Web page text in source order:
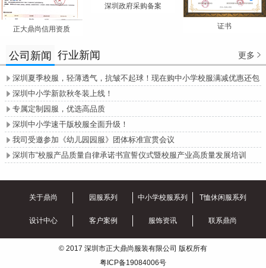
正大鼎尚信用资质
深圳政府采购备案
证书
公司新闻 行业新闻 更多 
 深圳夏季校服，轻薄透气，抗皱不起球！现在购中小学校服满减优惠还包
邮哦！
 深圳中小学新款秋冬装上线！
 专属定制园服，优选高品质
 深圳中小学速干版校服全面升级！
 我司受邀参加《幼儿园园服》团体标准宣贯会议
 深圳市“校服产品质量自律承诺书宣誓仪式暨校服产业高质量发展培训
关于鼎尚 园服系列 中小学校服系列 T恤休闲服系列
设计中心 客户案例 服饰资讯 联系鼎尚
© 2017 深圳市正大鼎尚服装有限公司 版权所有
粤ICP备19084006号